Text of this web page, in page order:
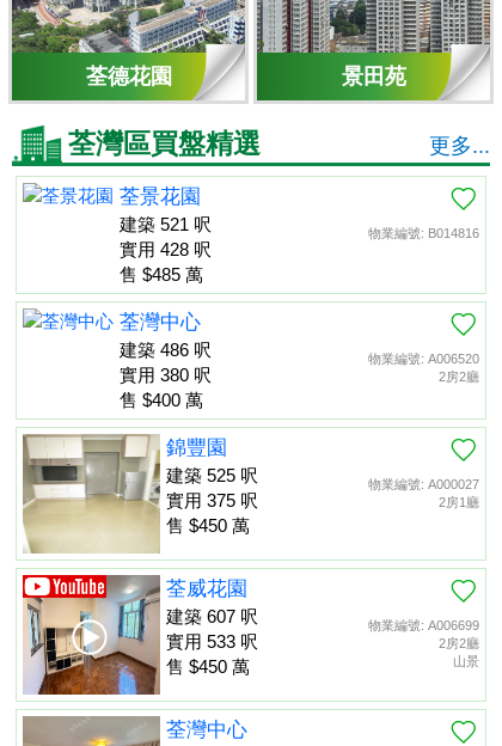
荃德花園 景田苑
荃灣區買盤精選 更多...
物業編號: B014816
荃景花園
建築 521 呎
實用 428 呎
售 $485 萬
物業編號: A006520
2房2廳
荃灣中心
建築 486 呎
實用 380 呎
售 $400 萬
物業編號: A000027
2房1廳
錦豐園
建築 525 呎
實用 375 呎
售 $450 萬
物業編號: A006699
2房2廳
山景
荃威花園
建築 607 呎
實用 533 呎
售 $450 萬
荃灣中心